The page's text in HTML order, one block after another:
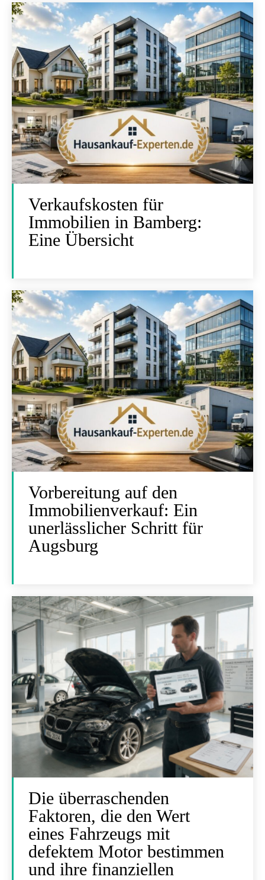
Verkaufskosten für
Immobilien in Bamberg:
Eine Übersicht
Vorbereitung auf den
Immobilienverkauf: Ein
unerlässlicher Schritt für
Augsburg
Die überraschenden
Faktoren, die den Wert
eines Fahrzeugs mit
defektem Motor bestimmen
und ihre finanziellen